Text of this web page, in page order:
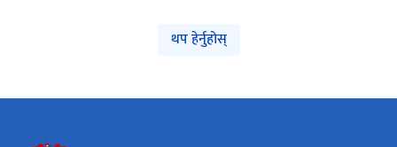
थप हेर्नुहोस्